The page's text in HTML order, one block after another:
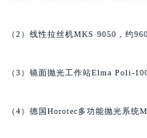
（2）线性拉丝机MKS 9050，约
（3）镜面抛光工作站Elma Poli-
（4）德国Horotec多功能抛光系统